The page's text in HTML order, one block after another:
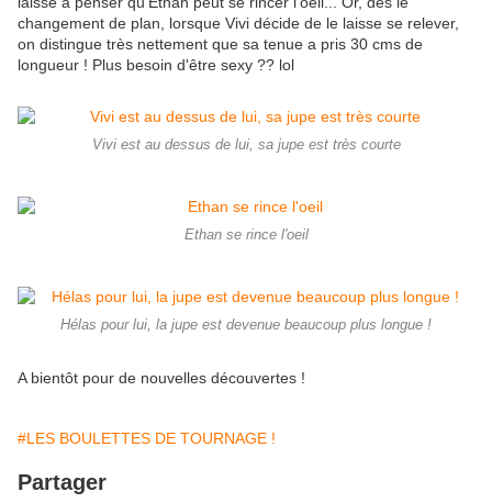
changement de plan, lorsque Vivi décide de le laisse se relever,
on distingue très nettement que sa tenue a pris 30 cms de
longueur ! Plus besoin d'être sexy ?? lol
Vivi est au dessus de lui, sa jupe est très courte
Ethan se rince l'oeil
Hélas pour lui, la jupe est devenue beaucoup plus longue !
A bientôt pour de nouvelles découvertes !
#LES BOULETTES DE TOURNAGE !
Partager